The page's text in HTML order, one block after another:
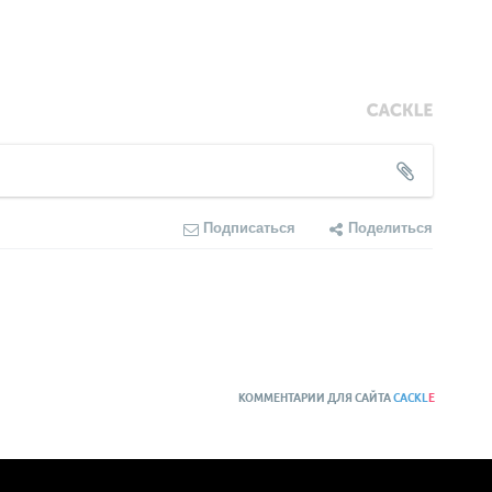
Подписаться Поделиться
КОММЕНТАРИИ ДЛЯ САЙТАCACKL E